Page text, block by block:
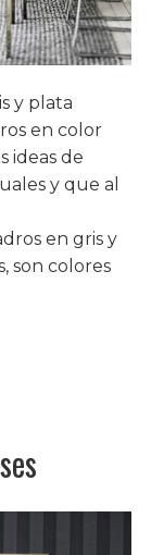
y plata
en color
ideas de
y que al
en gris y
son colores